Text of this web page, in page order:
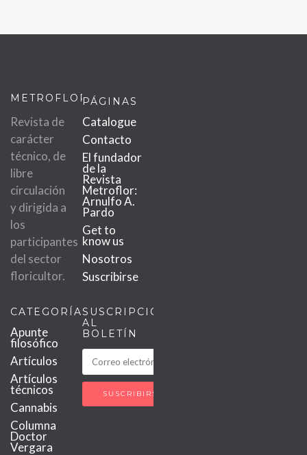
METROFLOR
Revista de
carácter
técnico, de
libre
circulación
y dirigida a
los
participantes
del sector
floricultor.
PÁGINAS
Catalogue
Contacto
El fundador
de la
Revista
Metroflor:
Arnulfo A.
Pardo
Get to
know us
Nosotros
Suscribirse
CATEGORÍAS
Apunte
filosófico
Artículos
Artículos
técnicos
Cannabis
Columna
Doctor
Vergara
SUSCRIPCIÓN
AL
BOLETÍN